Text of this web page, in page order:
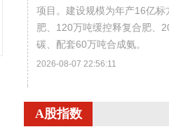
项目。建设规模为年产16亿
肥、120万吨缓控释复合肥、
碳、配套60万吨合成氨。
2026-08-07 22:56:11
800MPa级增强成形性稀土热
A股指数